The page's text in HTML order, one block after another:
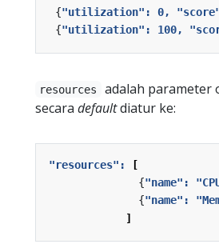
{"utilization": 0,
{"utilization": 100,
resources
adalah parameter
secara defaultdiatur ke:
"resources":
[
{"name":
{"name":
]